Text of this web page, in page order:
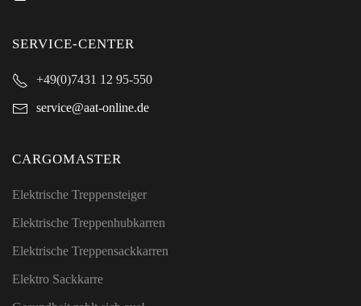
SERVICE-CENTER
+49(0)7431 12 95-550
service@aat-online.de
CARGOMASTER
Elektrische Treppensteiger
Elektrische Treppenhubkarren
Elektrische Treppensackkarren
Elektro Sackkarre